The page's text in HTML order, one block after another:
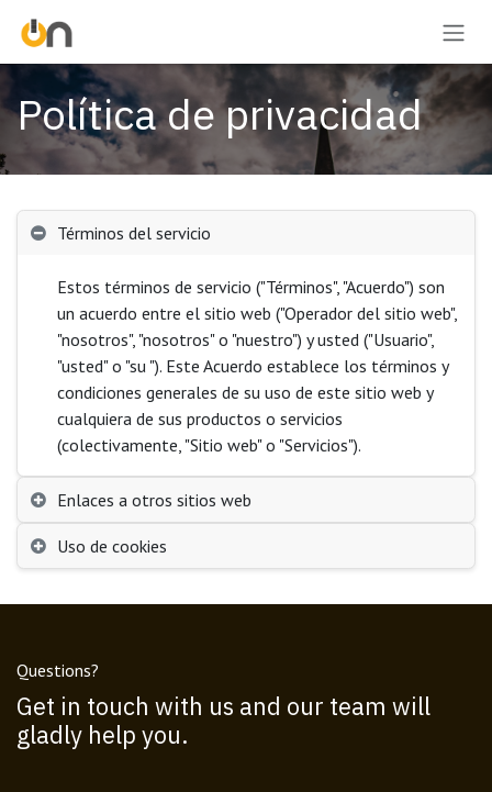
Política de privacidad
Términos del servicio
Estos términos de servicio ("Términos", "Acuerdo") son
un acuerdo entre el sitio web ("Operador del sitio web",
"nosotros", "nosotros" o "nuestro") y usted ("Usuario",
"usted" o "su "). Este Acuerdo establece los términos y
condiciones generales de su uso de este sitio web y
cualquiera de sus productos o servicios
(colectivamente, "Sitio web" o "Servicios").
Enlaces a otros sitios web
Uso de cookies
Questions?
Get in touch with us and our team will
gladly help you.